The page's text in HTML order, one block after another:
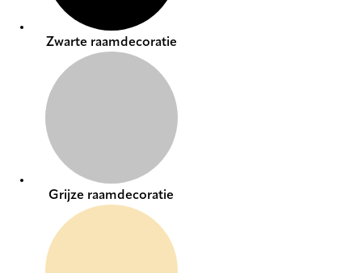
Zwarte raamdecoratie
Grijze raamdecoratie